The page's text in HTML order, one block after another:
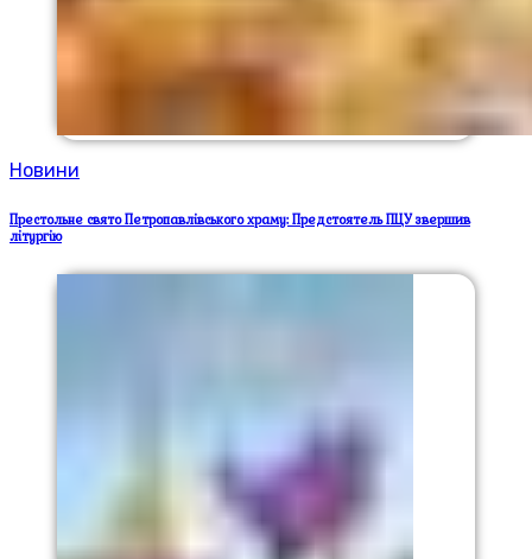
Новини
Престольне свято Петропавлівського храму: Предстоятель ПЦУ звершив
літургію